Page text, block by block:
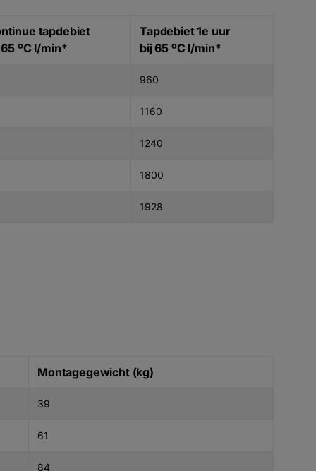
tapdebiet
ºC l/min*
Tapdebiet 1e uur
bij 65 ºC l/min*
960
1160
1240
1800
1928
Montagegewicht (kg)
39
61
84